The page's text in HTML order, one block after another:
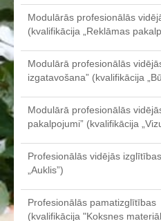
Aktualizētais pašvērtējuma
Aktualizētais pašvērtējuma
Investīciju un attīstības stratēģija
Skolas telpu īres cenrādis
Skolas internāts
Biedrība
BPVV ciklogramma
Konvents
Modulārās profesionālās
(kvalifikācija „Reklāmas
Modulārā profesionālās
izgatavošana” (kvalifikācija
Modulārā profesionālās
pakalpojumi” (kvalifikācija
Profesionālās vidējās
„Auklis”)
Profesionālās
(kvalifikācija "Koksnes